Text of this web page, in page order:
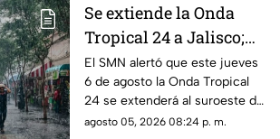
Se extiende la Onda
Tropical 24 a Jalisco;
¿cómo modificará el
clima de Guadalajara?
El SMN alertó que este jueves
6 de agosto la Onda Tropical
24 se extenderá al suroeste de
Jalisco; así modificará el clima
agosto 05, 2026 08:24 p. m.